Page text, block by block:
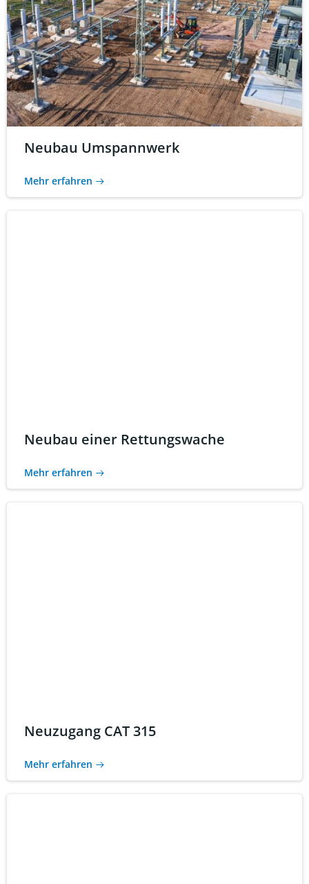
Neubau Umspannwerk
Mehr erfahren
Neubau einer Rettungswache
Mehr erfahren
Neuzugang CAT 315
Mehr erfahren